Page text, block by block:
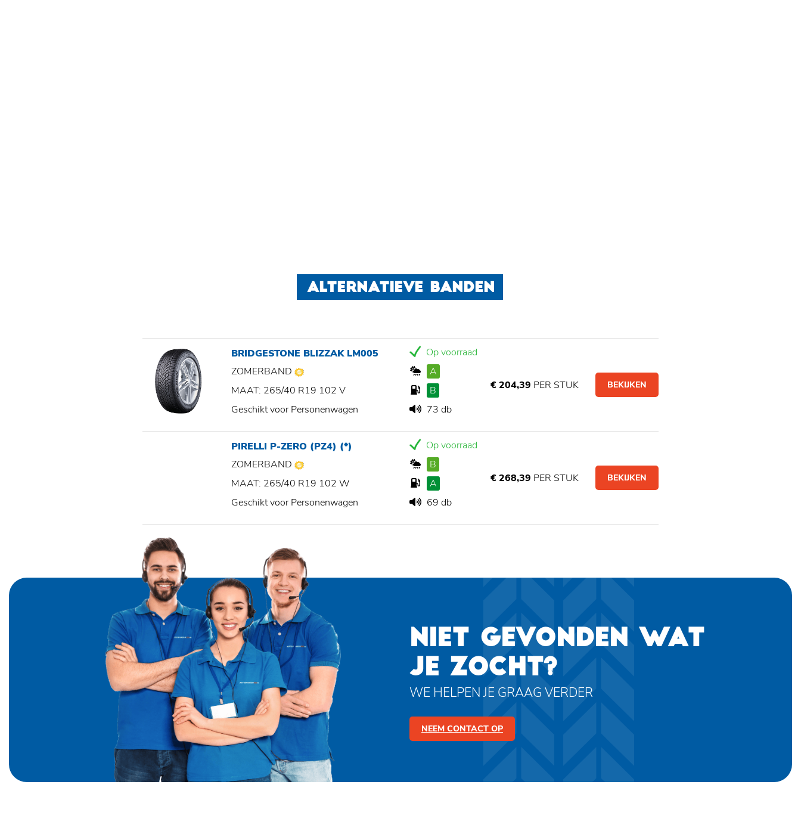
ALTERNATIEVE BANDEN
BRIDGESTONE BLIZZAK LM005
ZOMERBAND
MAAT: 265/40 R19 102 V
Geschikt voor Personenwagen
Op voorraad
A
B
73 db
€ 204,39 PER STUK BEKIJKEN
PIRELLI P-ZERO (PZ4) (*)
ZOMERBAND
MAAT: 265/40 R19 102 W
Geschikt voor Personenwagen
Op voorraad
B
A
69 db
€ 268,39 PER STUK BEKIJKEN
NIET GEVONDEN WAT
JE ZOCHT?
WE HELPEN JE GRAAG VERDER
NEEM CONTACT OP